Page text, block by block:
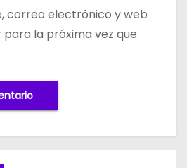
correo electrónico y web
la próxima vez que